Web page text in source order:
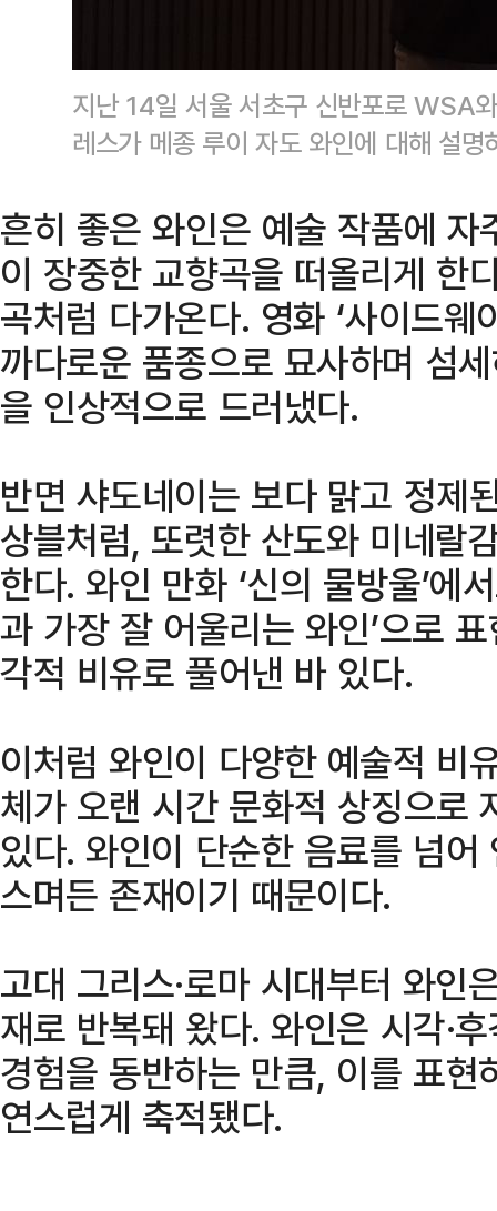
지난 14일 서울 서초구 신반포로 WSA
레스가 메종 루이 자도 와인에 대해 설
흔히 좋은 와인은 예술 작품에
이 장중한 교향곡을 떠올리게 한
곡처럼 다가온다. 영화 ‘사이드웨
까다로운 품종으로 묘사하며 섬
을 인상적으로 드러냈다.
반면 샤도네이는 보다 맑고 정제
상블처럼, 또렷한 산도와 미네랄
한다. 와인 만화 ‘신의 물방울’에
과 가장 잘 어울리는 와인’으로
각적 비유로 풀어낸 바 있다.
이처럼 와인이 다양한 예술적 비
체가 오랜 시간 문화적 상징으로
있다. 와인이 단순한 음료를 넘
스며든 존재이기 때문이다.
고대 그리스·로마 시대부터 와인
재로 반복돼 왔다. 와인은 시각·
경험을 동반하는 만큼, 이를 표
연스럽게 축적됐다.